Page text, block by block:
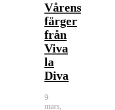
Vårens
färger
från
Viva
la
Diva
9
mars,